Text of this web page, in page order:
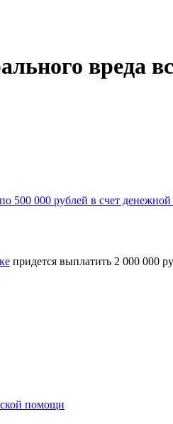
вреда
500 000 рублей в счет
придется выплатить 2 000 000
помощи